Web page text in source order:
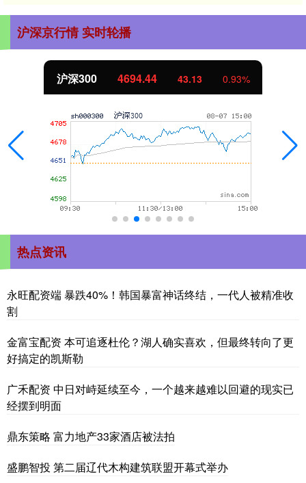
沪深京行情 实时轮播
北证50 1134.24 11.37 1.01%
热点资讯
永旺配资端 暴跌40%！韩国暴富神话终结，一代人被精准收
割
金富宝配资 本可追逐杜伦？湖人确实喜欢，但最终转向了更
好搞定的凯斯勒
广禾配资 中日对峙延续至今，一个越来越难以回避的现实已
经摆到明面
鼎东策略 富力地产33家酒店被法拍
盛鹏智投 第二届辽代木构建筑联盟开幕式举办